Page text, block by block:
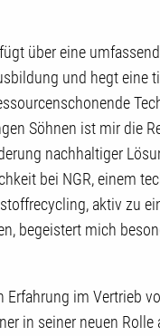
über eine
und hegt eine
Söhnen ist mir die
nachhaltiger
bei NGR, einem
aktiv zu
begeistert mich
Erfahrung im Vertrieb
in seiner neuen Rolle